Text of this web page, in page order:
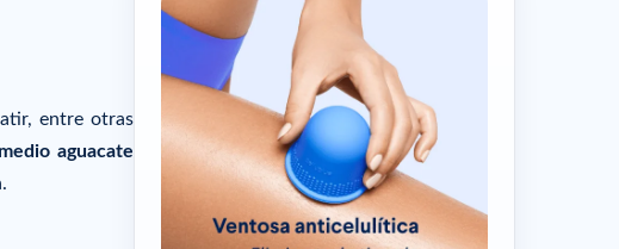
entre otras
aguacate